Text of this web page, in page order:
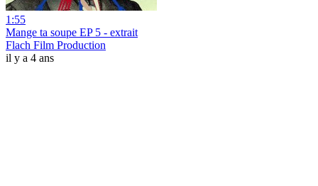
1:55
Mange ta soupe EP 5 - extrait
Flach Film Production
il y a 4 ans